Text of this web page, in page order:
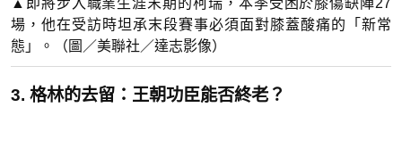
▲即將步入職業生涯末期的柯瑞，本季受困於膝傷缺陣27
場，他在受訪時坦承末段賽事必須面對膝蓋酸痛的「新常
態」。（圖／美聯社／達志影像）
3. 格林的去留：王朝功臣能否終老？